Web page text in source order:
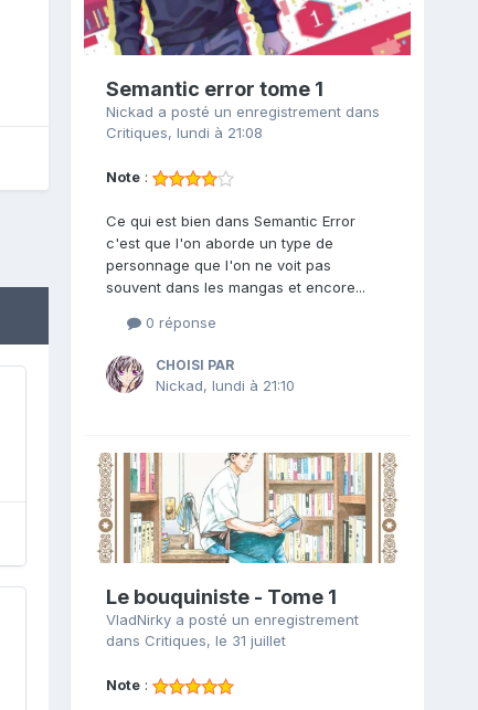
Semantic error tome 1
Nickad a posté un enregistrement dans
Critiques, lundi à 21:08
Note:
Ce qui est bien dans Semantic Error
c'est que l'on aborde un type de
personnage que l'on ne voit pas
souvent dans les mangas et encore...
0 réponse
CHOISI PAR
Nickad, lundi à 21:10
Le bouquiniste - Tome 1
VladNirkya posté un enregistrement
dans Critiques, le 31 juillet
Note: